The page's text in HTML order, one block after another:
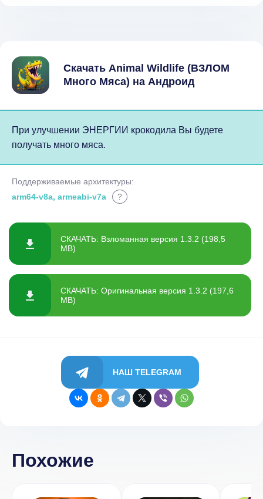
Скачать Animal Wildlife (ВЗЛОМ
Много Мяса) на Андроид
При улучшении ЭНЕРГИИ крокодила Вы будете
получать много мяса.
Поддерживаемые архитектуры:
arm64-v8a, armeabi-v7a
?
СКАЧАТЬ: Взломанная версия 1.3.2 (198,5
MB)
СКАЧАТЬ: Оригинальная версия 1.3.2 (197,6
MB)
НАШ TELEGRAM
Похожие